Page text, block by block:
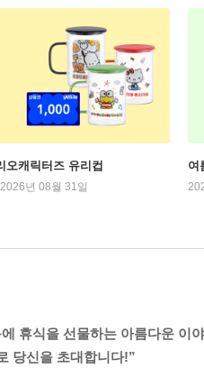
오캐릭터즈 유리컵
년 08월 31일
여
휴식을 선물하는 아름다운 이
당신을 초대합니다!”